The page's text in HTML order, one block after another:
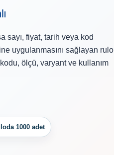
sayı, fiyat, tarih veya kod
uygulanmasını sağlayan rulo
ölçü, varyant ve kullanım
1000 adet